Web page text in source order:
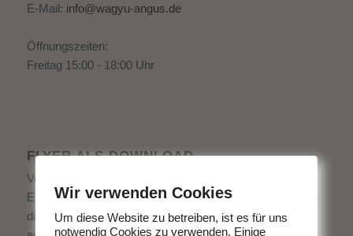
E-Mail: info@wagyu-angus.de
Öffnungszeiten:
Freitag 15:00 - 18:00 Uhr
FLYER ALS DOWNLOAD
Von uns bekommen Sie köstliches Fleisch direkt vom
Erzeuger. Ohne schlechtes Gewissen Fleisch zu essen -
das geht. Entscheiden Sie sich für hochwertige Produkte
Wir verwenden Cookies
Um diese Website zu betreiben, ist es für uns
notwendig Cookies zu verwenden. Einige